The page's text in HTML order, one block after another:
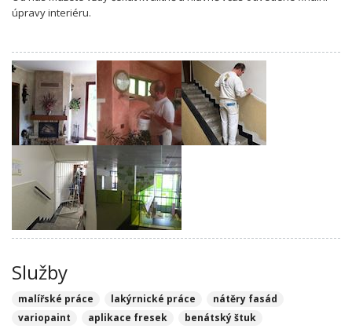
úpravy interiéru.
Služby
malířské práce lakýrnické práce
nátěry fasád
variopaint
aplikace fresek
benátský štuk